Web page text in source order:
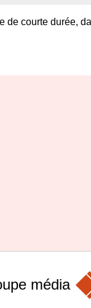
de courte durée,
média